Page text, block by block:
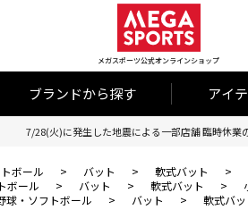
メガスポーツ公式オンラインショップ
ブランドから探す アイ
7/28(火)に発生した地震による一部店舗 臨時休業
ボール > バット > 軟式バット >
ボール > バット > 軟式バット >
球・ソフトボール > バット > 軟式バッ